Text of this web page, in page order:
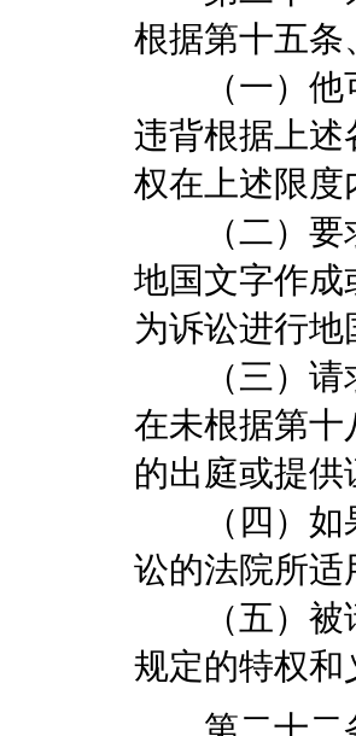
根据第十五条
（一）他可
违背根据上述
权在上述限度
（二）要求
地国文字作成
为诉讼进行地
（三）请求
在未根据第十
的出庭或提
（四）如果
讼的法院所适
（五）被请
规定的特权和